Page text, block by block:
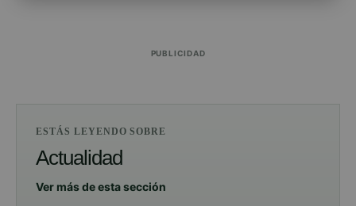
PUBLICIDAD
ESTÁS LEYENDO SOBRE
Actualidad
Ver más de esta sección